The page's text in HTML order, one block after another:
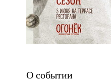
О событии